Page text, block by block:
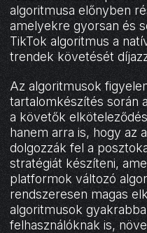
algoritmusa előnyben
amelyekre gyorsan és
TikTok algoritmus a
trendek követését
Az algoritmusok
tartalomkészítés során
a követők
hanem arra is, hogy az
dolgozzák fel a
stratégiát készíteni,
platformok változó
rendszeresen magas
algoritmusok
felhasználóknak is,